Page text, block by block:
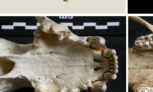
Crâne : basisphénoïde